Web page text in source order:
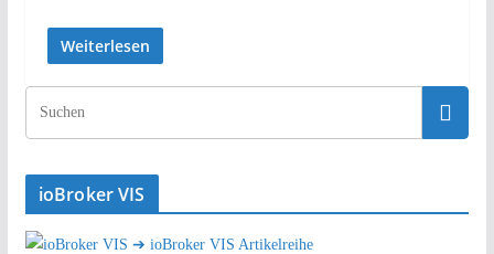
Weiterlesen
ioBroker VIS
➔ ioBroker VIS Artikelreihe